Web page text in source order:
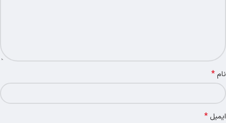
نام*
ایمیل *